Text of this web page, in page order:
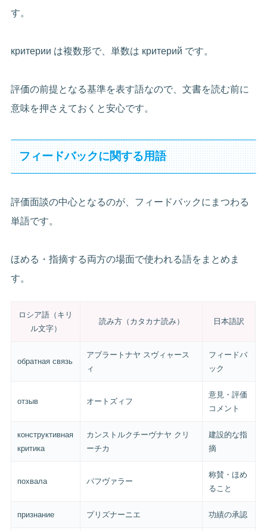
す。
критерии は複数形で、単数は критерий です。
評価の前提となる基準を表す語なので、文書を読む前に
意味を押さえておくと安心です。
フィードバックに関する用語
評価面談の中心となるのが、フィードバックにまつわる
単語です。
ほめる・指摘する両方の場面で使われる語をまとめま
す。
ロシア語（キリ
ル文字）
読み方（カタカナ読み） 日本語訳
обратная связь
アブラートナヤ スヴィャース
ィ
フィードバ
ック
отзыв オートズィフ
意見・評価
コメント
конструктивная
критика
カンストルクチーヴナヤ クリ
ーチカ
建設的な指
摘
похвала パフヴァラー
称賛・ほめ
ること
признание プリズナーニエ 功績の承認